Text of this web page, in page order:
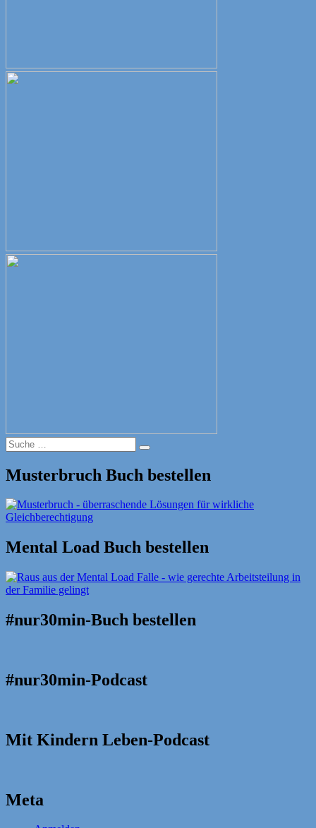
Suche
nach:
Suche
Musterbruch Buch bestellen
Mental Load Buch bestellen
#nur30min-Buch bestellen
#nur30min-Podcast
Mit Kindern Leben-Podcast
Meta